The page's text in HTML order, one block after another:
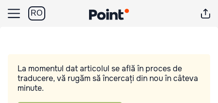
RO
La momentul dat articolul se află în proces de
traducere, vă rugăm să încercați din nou în câteva
minute.